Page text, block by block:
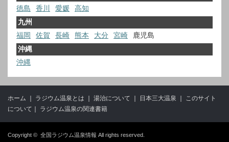
徳島
香川 愛媛
高知
九州
福岡
佐賀 長崎 熊本 大分 宮崎
鹿児島
沖縄
沖縄
ホーム ラジウム温泉とは 湯治について 日本三大温泉
このサイト
について
ラジウム温泉の関連書籍
Copyright © 全国ラジウム温泉情報 All rights reserved.